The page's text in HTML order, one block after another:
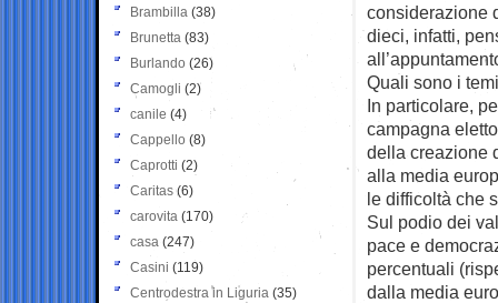
considerazione
dieci, infatti,
Quali sono i
In particolare,
campagna
della creazione
alla media
le difficoltà che
Sul podio dei
pace e
percentuali
dalla media
Brambilla (38)
Brunetta (83)
Burlando (26)
Camogli (2)
canile (4)
Cappello (8)
Caprotti (2)
Caritas (6)
carovita (170)
casa (247)
Casini (119)
Centrodestra in Liguria (35)